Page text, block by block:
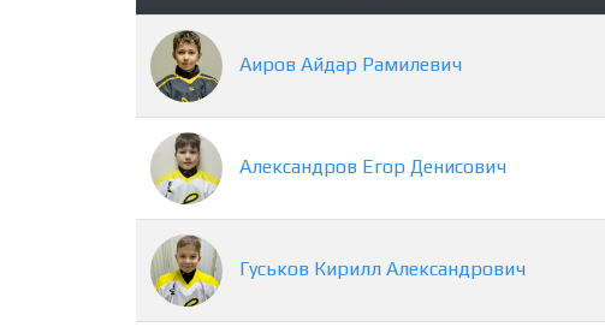
Аиров Айдар Рамилевич
Александров Егор Денисович
Гуськов Кирилл Александрович